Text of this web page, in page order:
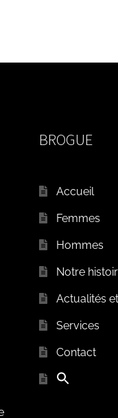
BROGUE
Accueil
Femmes
Hommes
Notre
Actualités
Services
Contact